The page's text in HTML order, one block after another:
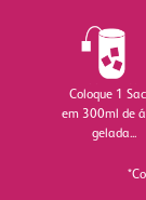
Coloque 1
em 300ml de
gelada...